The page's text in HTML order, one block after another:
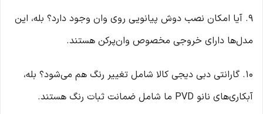
۹. آیا امکان نصب دوش پیانویی روی وان وجود دارد؟ بله، این
مدل‌ها دارای خروجی مخصوص وان‌پرکن هستند.
۱۰. گارانتی دبی دیجی کالا شامل تغییر رنگ هم می‌شود؟ بله،
آبکاری‌های نانو PVD ما شامل ضمانت ثبات رنگ هستند.